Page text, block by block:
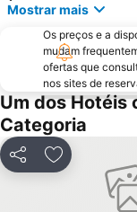
Main Street
Marco Polo
Mendoubia
Punta de Chullera
Faro de Punta
Plaza Alta
Gibraltar
Mostrar mais
Os preços e a
mudam
ofertas que
nos sites de
Um dos Hotéis
Categoria
PartilharAdicionar